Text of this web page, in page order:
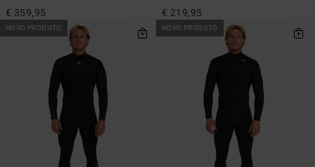
€ 359,95 € 219,95
NOVO PRODUTO NOVO PRODUTO